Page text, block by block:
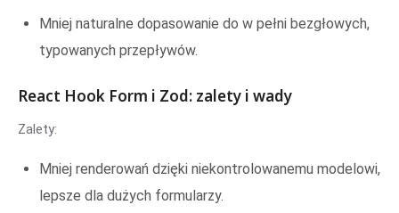
Mniej naturalne dopasowanie do w pełni bezgłowych,
typowanych przepływów.
React Hook Form i Zod: zalety i wady
Zalety:
Mniej renderowań dzięki niekontrolowanemu modelowi,
lepsze dla dużych formularzy.